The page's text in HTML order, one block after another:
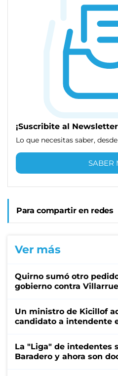
¡Suscribite al
Lo que necesitas saber,
SABER
Para compartir en redes
Ver más
Quirno sumó otro
gobierno contra
Un ministro de Kicillof
candidato a intendente
La "Liga" de intedentes
Baradero y ahora son